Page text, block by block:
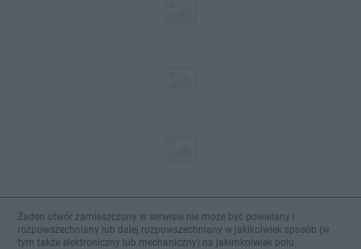
Żaden utwór zamieszczony w serwisie nie może być powielany i
rozpowszechniany lub dalej rozpowszechniany w jakikolwiek sposób (w
tym także elektroniczny lub mechaniczny) na jakimkolwiek polu